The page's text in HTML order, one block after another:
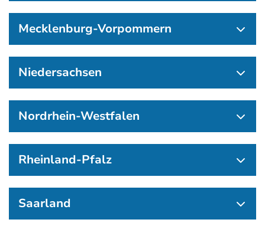
Mecklenburg-Vorpommern
Niedersachsen
Nordrhein-Westfalen
Rheinland-Pfalz
Saarland